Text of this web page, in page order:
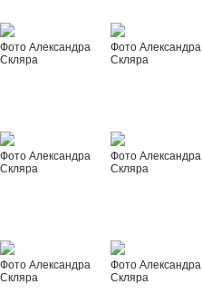
Фото Александра
Скляра
Фото Александра
Скляра
Фото Александра
Скляра
Фото Александра
Скляра
Фото Александра
Скляра
Фото Александра
Скляра